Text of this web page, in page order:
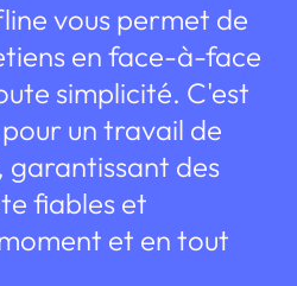
vous permet de
en face-à-face
simplicité. C'est
un travail de
des
fiables et
et en tout